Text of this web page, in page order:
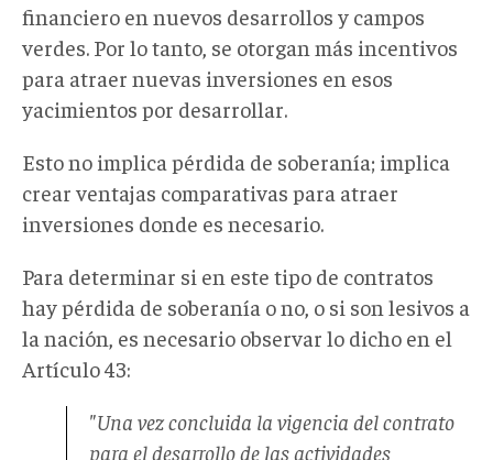
financiero en nuevos desarrollos y campos
verdes. Por lo tanto, se otorgan más incentivos
para atraer nuevas inversiones en esos
yacimientos por desarrollar.
Esto no implica pérdida de soberanía; implica
crear ventajas comparativas para atraer
inversiones donde es necesario.
Para determinar si en este tipo de contratos
hay pérdida de soberanía o no, o si son lesivos a
la nación, es necesario observar lo dicho en el
Artículo 43:
"Una vez concluida la vigencia del contrato
para el desarrollo de las actividades